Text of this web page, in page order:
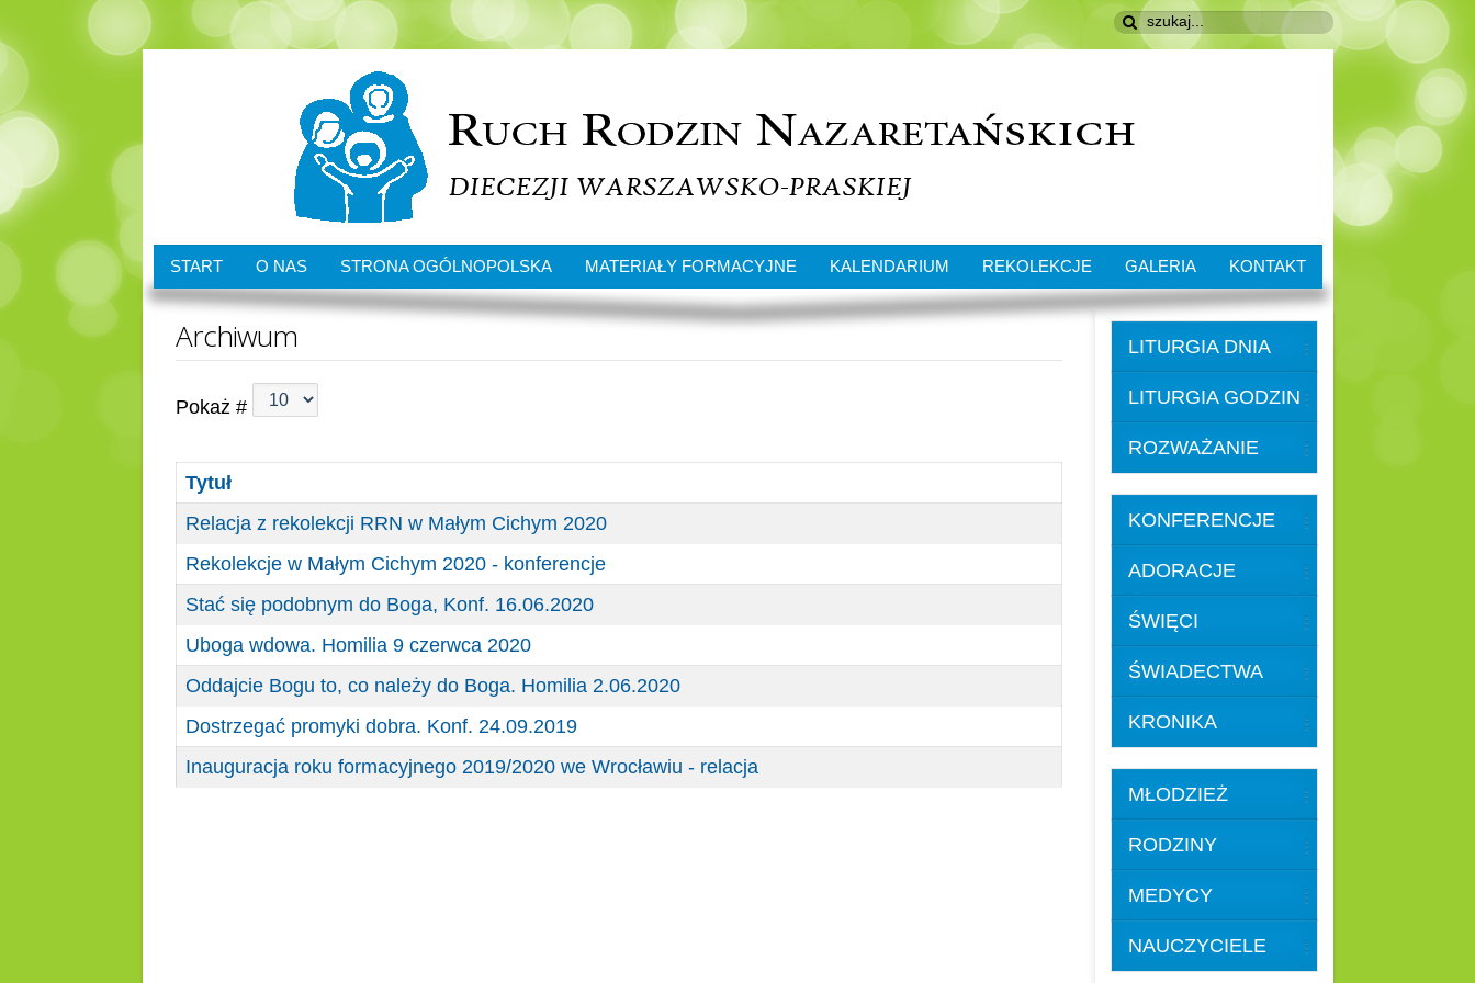
START O NAS STRONA OGÓLNOPOLSKA MATERIAŁY FORMACYJNE KALENDARIUM REKOLEKCJE GALERIA KONTAKT
Archiwum
Pokaż #
Tytuł
Relacja z rekolekcji RRN w Małym Cichym 2020
Rekolekcje w Małym Cichym 2020 - konferencje
Stać się podobnym do Boga, Konf. 16.06.2020
Uboga wdowa. Homilia 9 czerwca 2020
Oddajcie Bogu to, co należy do Boga. Homilia 2.06.2020
Dostrzegać promyki dobra. Konf. 24.09.2019
Inauguracja roku formacyjnego 2019/2020 we Wrocławiu - relacja
LITURGIA DNIA
LITURGIA GODZIN
ROZWAŻANIE
KONFERENCJE
ADORACJE
ŚWIĘCI
ŚWIADECTWA
KRONIKA
MŁODZIEŻ
RODZINY
MEDYCY
NAUCZYCIELE